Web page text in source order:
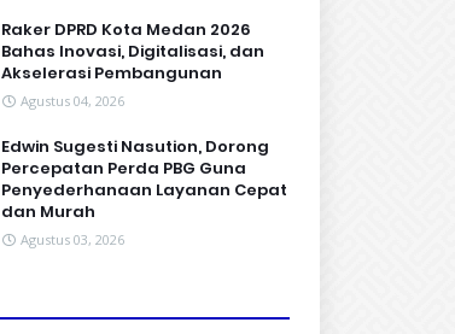
Raker DPRD Kota Medan 2026
Bahas Inovasi, Digitalisasi, dan
Akselerasi Pembangunan
Agustus 04, 2026
Edwin Sugesti Nasution, Dorong
Percepatan Perda PBG Guna
Penyederhanaan Layanan Cepat
dan Murah
Agustus 03, 2026